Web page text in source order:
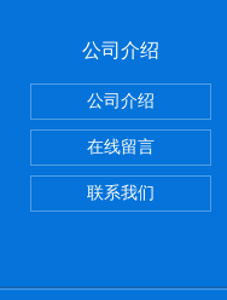
公司介绍
公司介绍
在线留言
联系我们